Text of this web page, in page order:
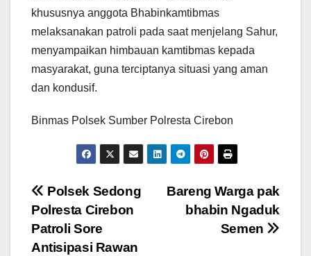
khususnya anggota Bhabinkamtibmas
melaksanakan patroli pada saat menjelang Sahur,
menyampaikan himbauan kamtibmas kepada
masyarakat, guna terciptanya situasi yang aman
dan kondusif.
Binmas Polsek Sumber Polresta Cirebon
Navigasi
pos
Bareng Warga pak
bhabin Ngaduk
Semen
Polsek Sedong
Polresta Cirebon
Patroli Sore
Antisipasi Rawan